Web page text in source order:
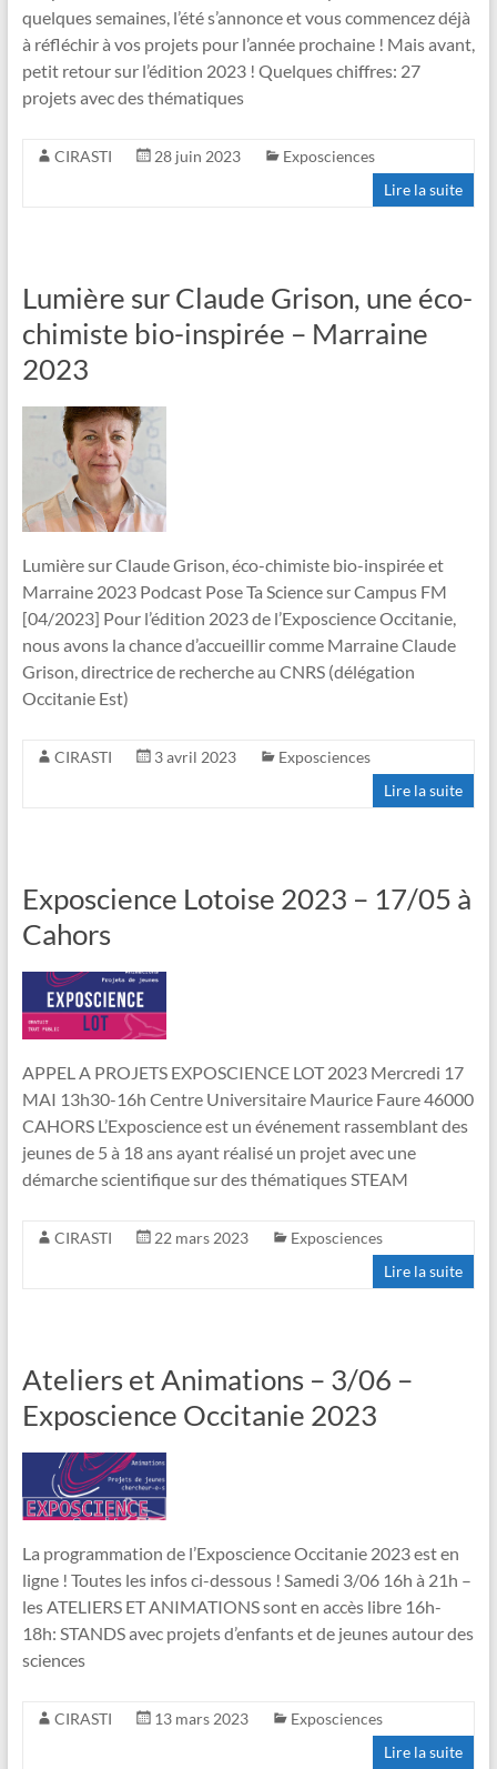
quelques semaines, l’été s’annonce et vous commencez déjà
à réfléchir à vos projets pour l’année prochaine ! Mais avant,
petit retour sur l’édition 2023 ! Quelques chiffres: 27
projets avec des thématiques
CIRASTI 28 juin 2023
Exposciences
Lire la suite
Lumière sur Claude Grison, une éco-
chimiste bio-inspirée – Marraine
2023
Lumière sur Claude Grison, éco-chimiste bio-inspirée et
Marraine 2023 Podcast Pose Ta Science sur Campus FM
[04/2023] Pour l’édition 2023 de l’Exposcience Occitanie,
nous avons la chance d’accueillir comme Marraine Claude
Grison, directrice de recherche au CNRS (délégation
Occitanie Est)
CIRASTI 3 avril 2023
Exposciences
Lire la suite
Exposcience Lotoise 2023 – 17/05 à
Cahors
APPEL A PROJETS EXPOSCIENCE LOT 2023 Mercredi 17
MAI 13h30-16h Centre Universitaire Maurice Faure 46000
CAHORS L’Exposcience est un événement rassemblant des
jeunes de 5 à 18 ans ayant réalisé un projet avec une
démarche scientifique sur des thématiques STEAM
CIRASTI 22 mars 2023
Exposciences
Lire la suite
Ateliers et Animations – 3/06 –
Exposcience Occitanie 2023
La programmation de l’Exposcience Occitanie 2023 est en
ligne ! Toutes les infos ci-dessous ! Samedi 3/06 16h à 21h –
les ATELIERS ET ANIMATIONS sont en accès libre 16h-
18h: STANDS avec projets d’enfants et de jeunes autour des
sciences
CIRASTI 13 mars 2023
Exposciences
Lire la suite